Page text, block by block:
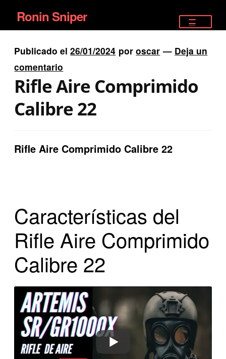
Ir
a
la
navegación
Ir
al
contenido
Ronin Sniper
PISTOLAS
RIFLES DEPORTIVOS
Publicado el26/01/2024 poroscar — Deja un
comentario
Rifle Aire Comprimido
Calibre 22
Rifle Aire Comprimido Calibre 22
Características del
Rifle Aire Comprimido
Calibre 22